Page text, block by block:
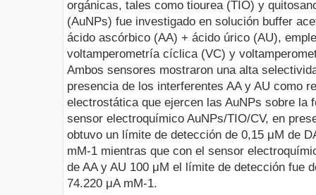
orgánicas, tales como tiourea (TIO) y
(AuNPs) fue investigado en solución buffer
ácido ascórbico (AA) + ácido úrico (AU),
voltamperometría cíclica (VC) y
Ambos sensores mostraron una alta
presencia de los interferentes AA y AU como
electrostática que ejercen las AuNPs sobre la
sensor electroquímico AuNPs/TIO/CV, en
obtuvo un límite de detección de 0,15 μM de
mM-1 mientras que con el sensor
de AA y AU 100 μM el límite de detección fue
74.220 μA mM-1.